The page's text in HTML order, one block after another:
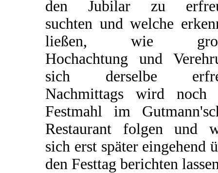
den Jubilar zu
suchten und welche
ließen, wie
Hochachtung und
sich derselbe
Nachmittags wird noch
Festmahl im
Restaurant folgen und
sich erst später eingehend
den Festtag berichten